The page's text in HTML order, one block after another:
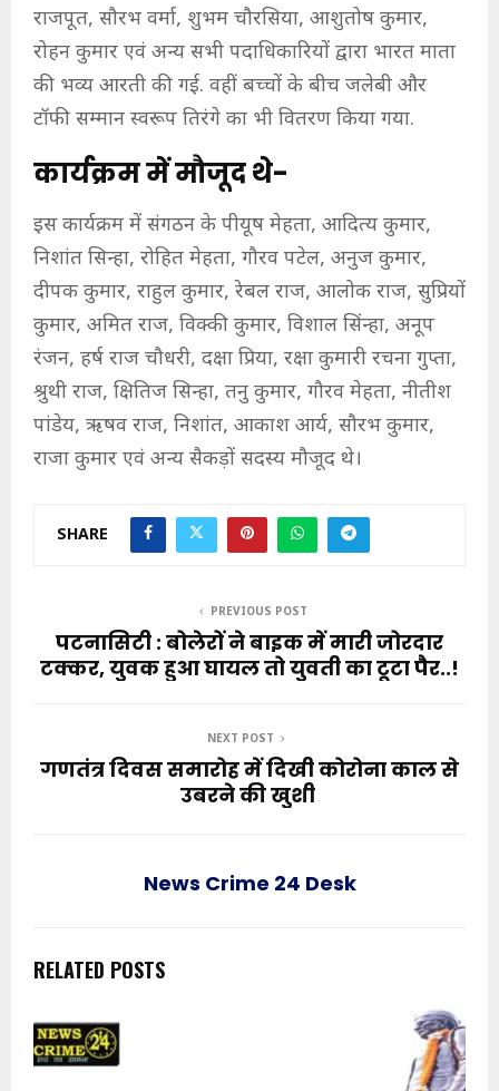
राजपूत, सौरभ वर्मा, शुभम चौरसिया, आशुतोष कुमार,
रोहन कुमार एवं अन्य सभी पदाधिकारियों द्वारा भारत माता
की भव्य आरती की गई. वहीं बच्चों के बीच जलेबी और
टॉफी सम्मान स्वरूप तिरंगे का भी वितरण किया गया.
कार्यक्रम में मौजूद थे-
इस कार्यक्रम में संगठन के पीयूष मेहता, आदित्य कुमार,
निशांत सिन्हा, रोहित मेहता, गौरव पटेल, अनुज कुमार,
दीपक कुमार, राहुल कुमार, रेबल राज, आलोक राज, सुप्रियों
कुमार, अमित राज, विक्की कुमार, विशाल सिंन्हा, अनूप
रंजन, हर्ष राज चौधरी, दक्षा प्रिया, रक्षा कुमारी रचना गुप्ता,
श्रुथी राज, क्षितिज सिन्हा, तनु कुमार, गौरव मेहता, नीतीश
पांडेय, ऋषव राज, निशांत, आकाश आर्य, सौरभ कुमार,
राजा कुमार एवं अन्य सैकड़ों सदस्य मौजूद थे।
SHARE
PREVIOUS POST
पटनासिटी : बोलेरों ने बाइक में मारी जोरदार
टक्कर, युवक हुआ घायल तो युवती का टूटा पैर..!
NEXT POST
गणतंत्र दिवस समारोह में दिखी कोरोना काल से
उबरने की खुशी
News Crime 24 Desk
RELATED POSTS